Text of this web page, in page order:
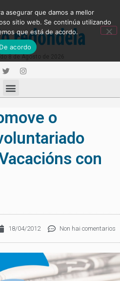
o
con
18/04/2012 Non hai comentarios
asegurar que damos a mellor
sitio web. Se continúa utilizando
que está de acordo.
De acordo